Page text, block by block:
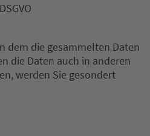
dem die gesammelten Daten
die Daten auch in anderen
werden Sie gesondert